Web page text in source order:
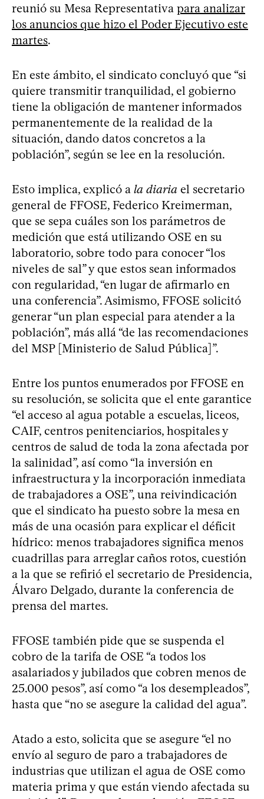
reunió su Mesa Representativa para analizar
los anuncios que hizo el Poder Ejecutivo este
martes.
En este ámbito, el sindicato concluyó que “si
quiere transmitir tranquilidad, el gobierno
tiene la obligación de mantener informados
permanentemente de la realidad de la
situación, dando datos concretos a la
población”, según se lee en la resolución.
Esto implica, explicó a la diaria el secretario
general de FFOSE, Federico Kreimerman,
que se sepa cuáles son los parámetros de
medición que está utilizando OSE en su
laboratorio, sobre todo para conocer “los
niveles de sal” y que estos sean informados
con regularidad, “en lugar de afirmarlo en
una conferencia”. Asimismo, FFOSE solicitó
generar “un plan especial para atender a la
población”, más allá “de las recomendaciones
del MSP [Ministerio de Salud Pública]”.
Entre los puntos enumerados por FFOSE en
su resolución, se solicita que el ente garantice
“el acceso al agua potable a escuelas, liceos,
CAIF, centros penitenciarios, hospitales y
centros de salud de toda la zona afectada por
la salinidad”, así como “la inversión en
infraestructura y la incorporación inmediata
de trabajadores a OSE”, una reivindicación
que el sindicato ha puesto sobre la mesa en
más de una ocasión para explicar el déficit
hídrico: menos trabajadores significa menos
cuadrillas para arreglar caños rotos, cuestión
a la que se refirió el secretario de Presidencia,
Álvaro Delgado, durante la conferencia de
prensa del martes.
FFOSE también pide que se suspenda el
cobro de la tarifa de OSE “a todos los
asalariados y jubilados que cobren menos de
25.000 pesos”, así como “a los desempleados”,
hasta que “no se asegure la calidad del agua”.
Atado a esto, solicita que se asegure “el no
envío al seguro de paro a trabajadores de
industrias que utilizan el agua de OSE como
materia prima y que están viendo afectada su